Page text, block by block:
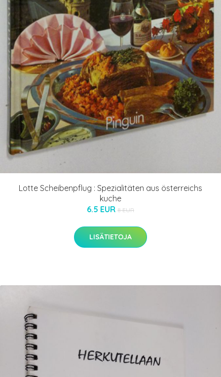
Lotte Scheibenpflug : Spezialitäten aus österreichs
kuche
6.5 EUR 8 EUR
LISÄTIETOJA